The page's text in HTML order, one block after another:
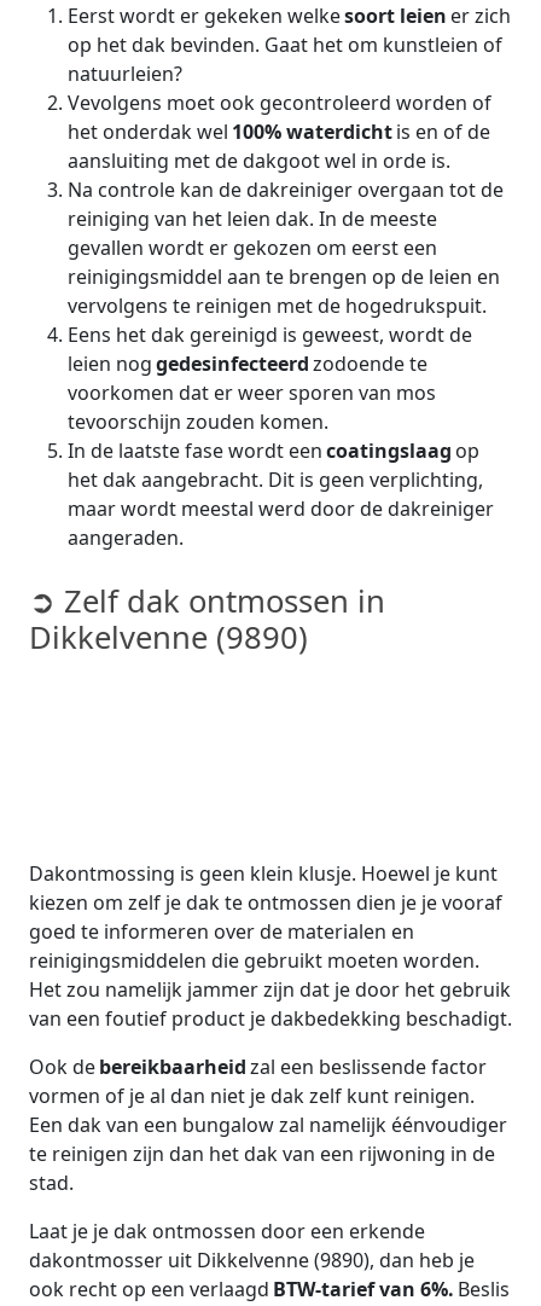
Eerst wordt er gekeken welkesoort leien er zich
op het dak bevinden. Gaat het om kunstleien of
natuurleien?
Vevolgens moet ook gecontroleerd worden of
het onderdak wel 100% waterdichtis en of de
aansluiting met de dakgoot wel in orde is.
Na controle kan de dakreiniger overgaan tot de
reiniging van het leien dak. In de meeste
gevallen wordt er gekozen om eerst een
reinigingsmiddel aan te brengen op de leien en
vervolgens te reinigen met de hogedrukspuit.
Eens het dak gereinigd is geweest, wordt de
leien noggedesinfecteerdzodoende te
voorkomen dat er weer sporen van mos
tevoorschijn zouden komen.
In de laatste fase wordt eencoatingslaag op
het dak aangebracht. Dit is geen verplichting,
maar wordt meestal werd door de dakreiniger
aangeraden.
➲ Zelf dak ontmossen in
Dikkelvenne (9890)
Dakontmossing is geen klein klusje. Hoewel je kunt
kiezen om zelf je dak te ontmossen dien je je vooraf
goed te informeren over de materialen en
reinigingsmiddelen die gebruikt moeten worden.
Het zou namelijk jammer zijn dat je door het gebruik
van een foutief product je dakbedekking beschadigt.
Ook debereikbaarheidzal een beslissende factor
vormen of je al dan niet je dak zelf kunt reinigen.
Een dak van een bungalow zal namelijk éénvoudiger
te reinigen zijn dan het dak van een rijwoning in de
stad.
Laat je je dak ontmossen door een erkende
dakontmosser uit Dikkelvenne (9890), dan heb je
ook recht op een verlaagd BTW-tarief van 6%. Beslis